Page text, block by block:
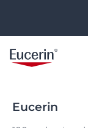
Eucerin